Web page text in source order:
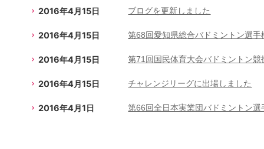
2016年4月15日 ブログを更新しました
2016年4月15日 第68回愛知県総合バドミントン選手
2016年4月15日 第71回国民体育大会バドミントン
2016年4月15日 チャレンジリーグに出場しました
2016年4月1日 第66回全日本実業団バドミントン選